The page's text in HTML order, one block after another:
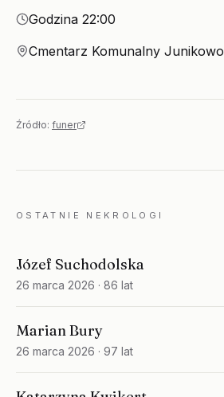
Godzina
Godzina 22:00
Miejsce
Cmentarz Komunalny Junikowo
Źródło: funer
OSTATNIE NEKROLOGI
Józef Suchodolska
26 marca 2026 · 86 lat
Marian Bury
26 marca 2026 · 97 lat